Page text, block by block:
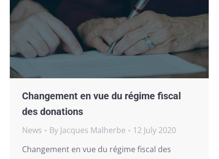
Changement en vue du régime fiscal
des donations
News By Jacques Malherbe
12 July 2020
Changement en vue du régime fiscal des